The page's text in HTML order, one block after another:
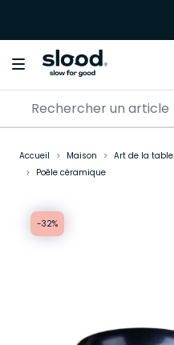
Accueil Maison Art de la table
Poêle céramique
-32%